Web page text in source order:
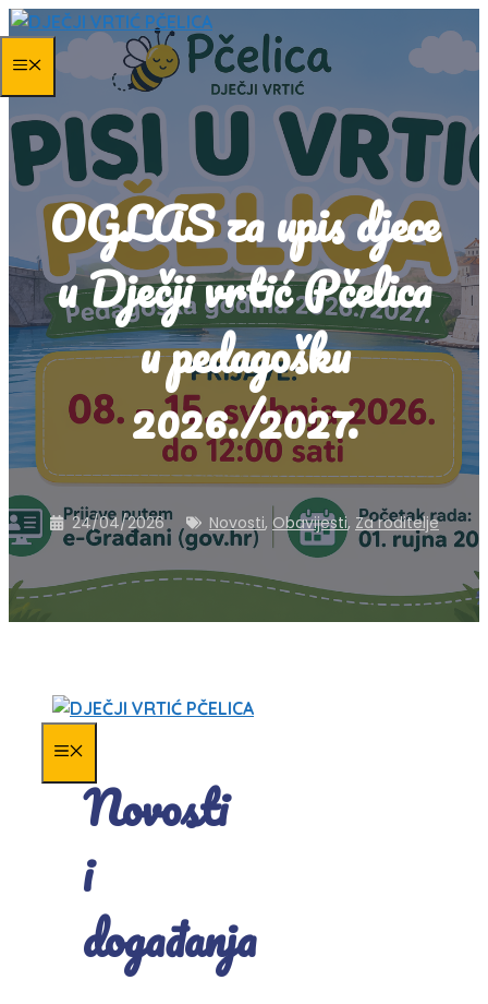
Skip
to
contentMENU
OGLAS za upis djece
u Dječji vrtić Pčelica
u pedagošku
2026./2027.
24/04/2026 Novosti, Obavijesti, Za roditelje